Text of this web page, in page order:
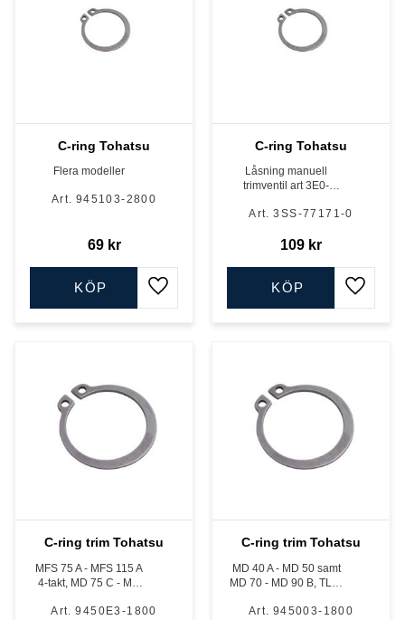
C-ring Tohatsu
Flera modeller
945103-2800
69kr
Lägg till i favoriter
KÖP
C-ring Tohatsu
Låsning manuell
trimventil art 3E0-
3SS-77171-0
109 kr
Lägg
KÖP
C-ring trim Tohatsu
MFS 75 A - MFS 115 A
4-takt, MD 75 C - MD
9450E3-1800
C-ring trim Tohatsu
MD 40 A - MD 50 samt
MD 70 - MD 90 B, TLDI
takt
945003-1800